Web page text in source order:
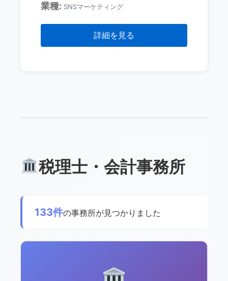
業種: SNSマーケティング
詳細を見る
税理士・会計事務所
133件の事務所が見つかりました